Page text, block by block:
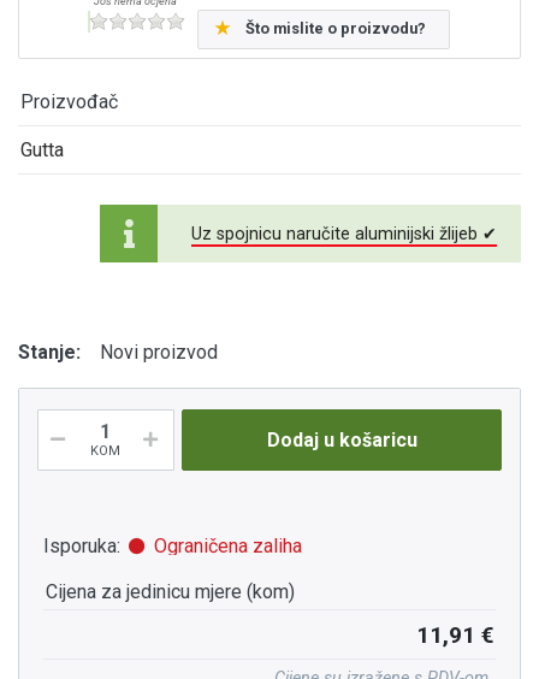
Što mislite o proizvodu?
Proizvođač
Gutta
Uz spojnicu naručite aluminijski žlijeb ✔
Stanje: Novi proizvod
KOM Dodaj u košaricu
Isporuka:
Ograničena zaliha
Cijena za jedinicu mjere (kom)
11,91 €